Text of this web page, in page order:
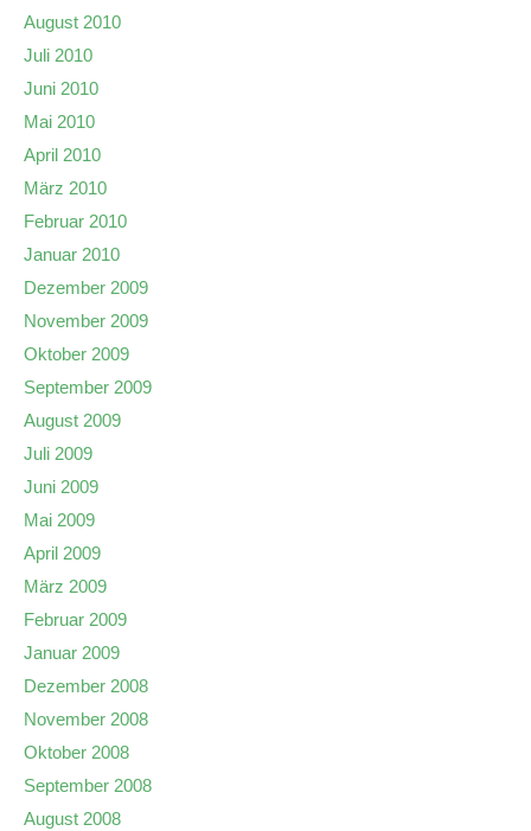
August 2010
Juli 2010
Juni 2010
Mai 2010
April 2010
März 2010
Februar 2010
Januar 2010
Dezember 2009
November 2009
Oktober 2009
September 2009
August 2009
Juli 2009
Juni 2009
Mai 2009
April 2009
März 2009
Februar 2009
Januar 2009
Dezember 2008
November 2008
Oktober 2008
September 2008
August 2008